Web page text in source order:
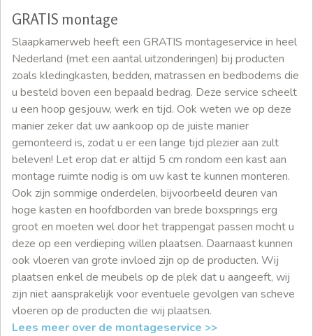
GRATIS montage
Slaapkamerweb heeft een GRATIS montageservice in heel
Nederland (met een aantal uitzonderingen) bij producten
zoals kledingkasten, bedden, matrassen en bedbodems die
u besteld boven een bepaald bedrag. Deze service scheelt
u een hoop gesjouw, werk en tijd. Ook weten we op deze
manier zeker dat uw aankoop op de juiste manier
gemonteerd is, zodat u er een lange tijd plezier aan zult
beleven! Let erop dat er altijd 5 cm rondom een kast aan
montage ruimte nodig is om uw kast te kunnen monteren.
Ook zijn sommige onderdelen, bijvoorbeeld deuren van
hoge kasten en hoofdborden van brede boxsprings erg
groot en moeten wel door het trappengat passen mocht u
deze op een verdieping willen plaatsen. Daarnaast kunnen
ook vloeren van grote invloed zijn op de producten. Wij
plaatsen enkel de meubels op de plek dat u aangeeft, wij
zijn niet aansprakelijk voor eventuele gevolgen van scheve
vloeren op de producten die wij plaatsen.
Lees meer over de montageservice >>